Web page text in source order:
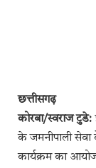
छत्तीसगढ़
कोरबा/स्वराज टुडे:
के जमनीपाली सेवा
कार्यक्रम का